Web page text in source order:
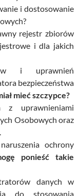
i dostosowanie
rejestr zbiorów
i dla jakich
i uprawnień
bezpieczeństwa
mieć szczypce?
z uprawnieniami
Osobowych oraz
ochrony
ponieść takie
danych w
do stosowania